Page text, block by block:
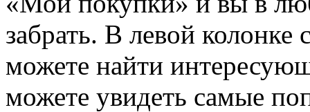
забрать. В левой
можете найти
можете увидеть самые